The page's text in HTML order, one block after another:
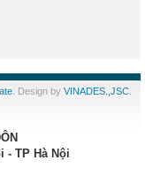
. Design by VINADES.,JSC.
TP Hà Nội